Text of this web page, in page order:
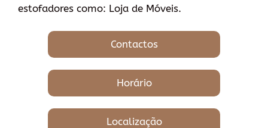
estofadores como: Loja de Móveis.
Contactos
Horário
Localização